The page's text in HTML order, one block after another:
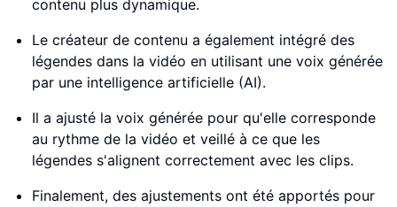
contenu plus dynamique.
Le créateur de contenu a également intégré des
légendes dans la vidéo en utilisant une voix générée
par une intelligence artificielle (AI).
Il a ajusté la voix générée pour qu'elle corresponde
au rythme de la vidéo et veillé à ce que les
légendes s'alignent correctement avec les clips.
Finalement, des ajustements ont été apportés pour